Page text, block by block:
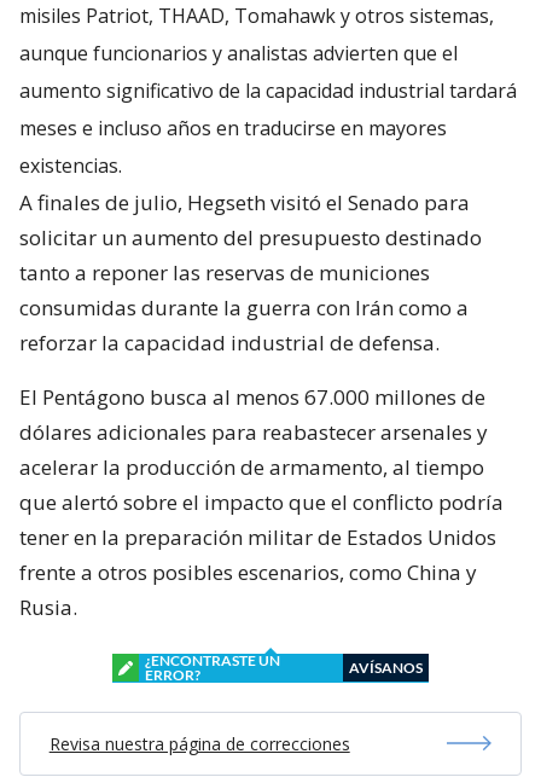
misiles Patriot, THAAD, Tomahawk y otros sistemas,
aunque funcionarios y analistas advierten que el
aumento significativo de la capacidad industrial tardará
meses e incluso años en traducirse en mayores
existencias.
A finales de julio, Hegseth visitó el Senado para
solicitar un aumento del presupuesto destinado
tanto a reponer las reservas de municiones
consumidas durante la guerra con Irán como a
reforzar la capacidad industrial de defensa.
El Pentágono busca al menos 67.000 millones de
dólares adicionales para reabastecer arsenales y
acelerar la producción de armamento, al tiempo
que alertó sobre el impacto que el conflicto podría
tener en la preparación militar de Estados Unidos
frente a otros posibles escenarios, como China y
Rusia.
¿ENCONTRASTE UN
ERROR?
AVÍSANOS
Revisa nuestra página de correcciones